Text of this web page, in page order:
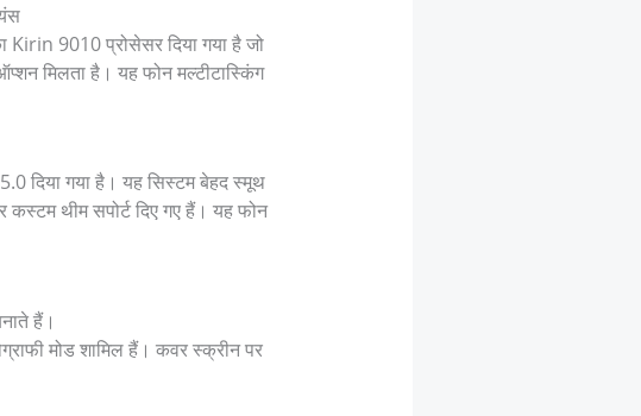
9010 प्रोसेसर दिया गया है जो
मिलता है। यह फोन मल्टीटास्किंग
दिया गया है। यह सिस्टम बेहद स्मूथ
थीम सपोर्ट दिए गए हैं। यह फोन
हैं।
मोड शामिल हैं। कवर स्क्रीन पर